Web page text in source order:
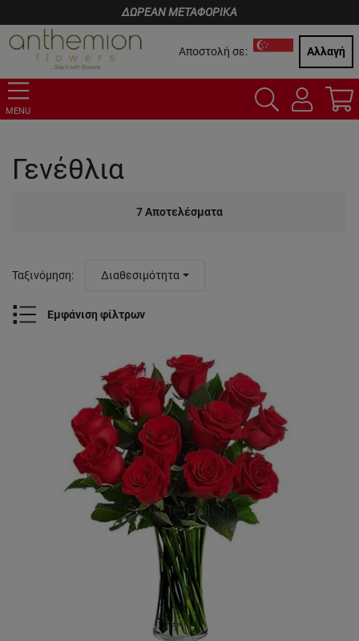
ΔΩΡΕΑΝ ΜΕΤΑΦΟΡΙΚΑ
Αποστολή σε: Αλλαγή
MENU
Γενέθλια
7Αποτελέσματα
Εμφάνιση φίλτρων
Ταξινόμηση: Διαθεσιμότητα